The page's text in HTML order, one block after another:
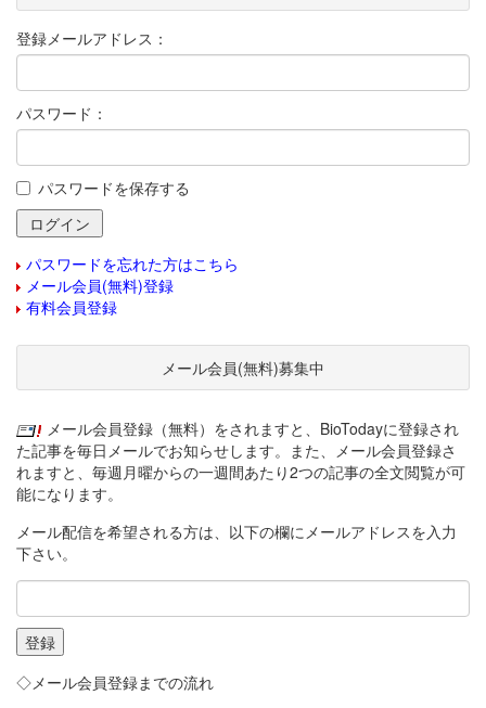
登録メールアドレス：
パスワード：
パスワードを保存する
パスワードを忘れた方はこちら
メール会員(無料)登録
有料会員登録
メール会員(無料)募集中
メール会員登録（無料）をされますと、BioTodayに登録され
た記事を毎日メールでお知らせします。また、メール会員登録さ
れますと、毎週月曜からの一週間あたり2つの記事の全文閲覧が可
能になります。
メール配信を希望される方は、以下の欄にメールアドレスを入力
下さい。
◇メール会員登録までの流れ